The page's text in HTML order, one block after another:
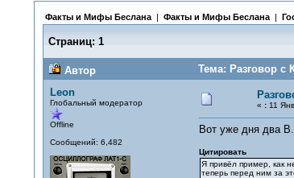
Факты и Мифы Беслана| Факты и Мифы Беслана|
Страниц: 1
Автор
Тема: Разговор с
Leon
Глобальный модератор
Offline
Сообщений: 6,482
« :11
Вот уже дня два
Цитировать
Я привёл пример, как
теперь перед ним за